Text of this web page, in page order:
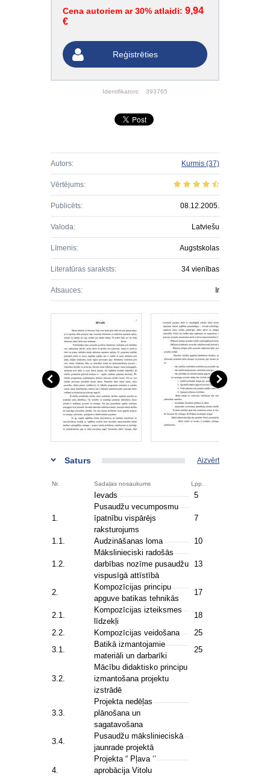
Cena autoriem ar 30% atlaidi: 9,94
€
Reģistrēties
Identifikators: 393765
Autors: Kurmis (37)
Vērtējums:
Publicēts: 08.12.2005.
Valoda: Latviešu
Līmenis: Augstskolas
Literatūras saraksts: 34 vienības
Atsauces: Ir
Saturs Aizvērt
Nr. Sadaļas nosaukums Lpp.
Ievads 5
1.
Pusaudžu vecumposmu
īpatnību vispārējs
raksturojums
7
1.1. Audzināšanas loma 10
1.2.
Mākslinieciski radošās
darbības nozīme pusaudžu
vispusīgā attīstībā
13
2.
Kompozīcijas principu
apguve batikas tehnikās
17
2.1.
Kompozīcijas izteiksmes
līdzekļi
18
2.2.
Kompozīcijas veidošana
25
3.1.
Batikā izmantojamie
materiāli un darbarīki
25
3.2.
Mācību didaktisko principu
izmantošana projektu
izstrādē
3.3.
Projekta nedēļas
plānošana un
sagatavošana
3.4.
Pusaudžu mākslinieciskā
jaunrade projektā
4.
Projekta “ Pļava ‘’
aprobācija Vitolu